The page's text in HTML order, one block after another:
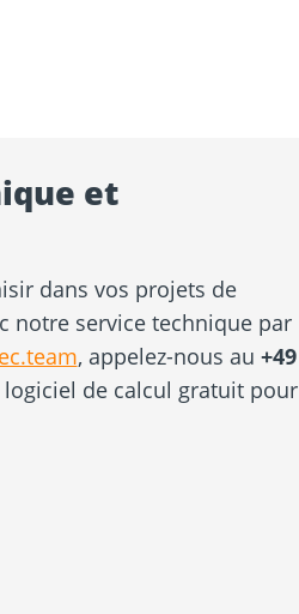
et
dans vos projets de
notre service technique par
, appelez-nous au +49
de calcul gratuit pour